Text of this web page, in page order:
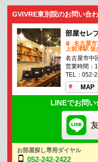
GVIVRE東別院のお問い合
部屋セレ
名古屋
上前津駅
名古屋市中
営業時間：
TEL：052-
MAP
LINEでお問
お部屋探し専用ダイヤル
052-242-2422